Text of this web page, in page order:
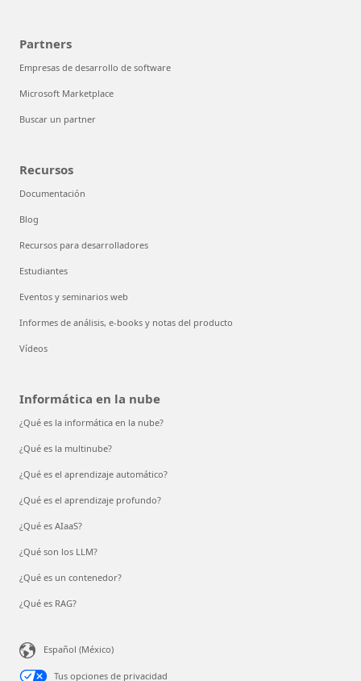
Partners
Empresas de desarrollo de software
Microsoft Marketplace
Buscar un partner
Recursos
Documentación
Blog
Recursos para desarrolladores
Estudiantes
Eventos y seminarios web
Informes de análisis, e-books y notas del producto
Vídeos
Informática en la nube
¿Qué es la informática en la nube?
¿Qué es la multinube?
¿Qué es el aprendizaje automático?
¿Qué es el aprendizaje profundo?
¿Qué es AIaaS?
¿Qué son los LLM?
¿Qué es un contenedor?
¿Qué es RAG?
Español (México)
Tus opciones de privacidad